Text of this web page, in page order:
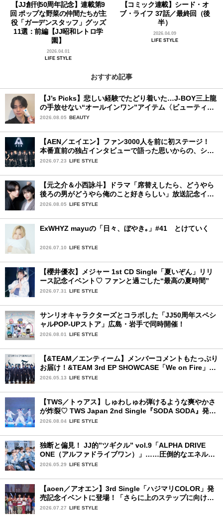
【JJ創刊50周年記念】連載第9
回 ポップな野菜の仲間たちが主
役「ガーデンスタッフ」グッズ
11選：前編【JJ昭和レトロ学
園】
2026.04.01
LIFE STYLE
【コミック連載】シード・オ
ブ・ライフ 37話／最終回（後
半）
2026.04.09
LIFE STYLE
おすすめ記事
【J’s Picks】悲しい経験でたどり着いた…J-BOY三上龍
の手放せない“オールインワン”アイテム〈ビューティ＆
ファッション夏の必需品〉
2026.08.05 BEAUTY
【AEN／エイエン】ファン3000人を前に初ステージ！
本番直前の独占インタビューで語った思いからの、ショ
ーケース完全レポート！
2026.07.23 LIFE STYLE
【元之介＆小西詠斗】ドラマ「席替えしたら、どうやら
後ろの男がどうやら俺のこと好きらしい」放送記念イン
タビュー♡ 「自然と詠斗くんが可愛く見えたんです」
2026.08.05 LIFE STYLE
ExWHYZ mayuの「日々、ぼやき｡」#41 とけていく
2026.07.10 LIFE STYLE
【櫻井優衣】メジャー 1st CD Single「夏いぞん」リリ
ース記念イベント♡ ファンと過ごした“最高の夏時間”
2026.07.31 LIFE STYLE
サンリオキャラクターズとコラボした「JJ50周年スペシ
ャルPOP-UPストア」広島・岩手で同時開催！
2026.08.01 LIFE STYLE
【&TEAM／エンティーム】メンバーコメントもたっぷり
お届け！&TEAM 3rd EP SHOWCASE「We on Fire」を
詳細レポート【前編】
2026.05.13 LIFE STYLE
【TWS／トゥアス】しゅわしゅわ弾けるような爽やかさ
が炸裂♡ TWS Japan 2nd Single『SODA SODA』発売
記念SPECIAL SHOWCASEを詳細レポ
2026.08.04 LIFE STYLE
独断と偏見！ JJ的”ツギクル” vol.9「ALPHA DRIVE
ONE（アルファドライブワン）」……圧倒的なエネルギ
ーで時代を駆け抜ける新世代
2026.05.29 LIFE STYLE
【aoen／アオエン】3rd Single「ハジマリCOLOR」発
売記念イベントに登場！「さらに上のステップに向けた
新たなハジマリになるように」と爽やかな笑顔で意気込
2026.07.27 LIFE STYLE